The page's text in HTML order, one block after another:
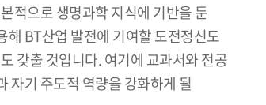
적으로 생명과학 지식에 기반을 둔
해 BT산업 발전에 기여할 도전정신도
갖출 것입니다. 여기에 교과서와 전공
자기 주도적 역량을 강화하게 될